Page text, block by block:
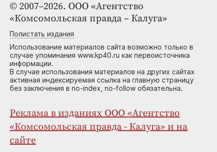
© 2007–2026. ООО «Агентство
«Комсомольская правда – Калуга»
Полистать издания
Использование материалов сайта возможно только в
случае упоминания www.kp40.ru как первоисточника
информации.
В случае использования материалов на других сайтах
активная индексируемая ссылка на главную страницу
без заключения в no-index, no-follow обязательна.
Реклама в изданиях ООО «Агентство
«Комсомольская правда - Калуга» и на
сайте